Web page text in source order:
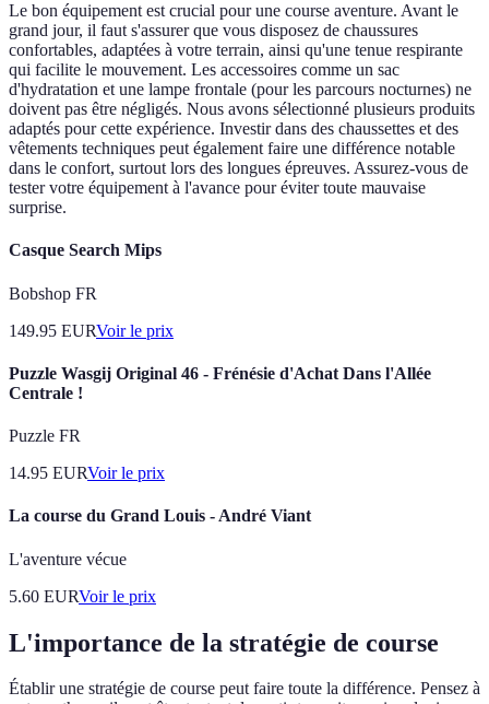
Le bon équipement est crucial pour une course aventure. Avant le
grand jour, il faut s'assurer que vous disposez de chaussures
confortables, adaptées à votre terrain, ainsi qu'une tenue respirante
qui facilite le mouvement. Les accessoires comme un sac
d'hydratation et une lampe frontale (pour les parcours nocturnes) ne
doivent pas être négligés. Nous avons sélectionné plusieurs produits
adaptés pour cette expérience. Investir dans des chaussettes et des
vêtements techniques peut également faire une différence notable
dans le confort, surtout lors des longues épreuves. Assurez-vous de
tester votre équipement à l'avance pour éviter toute mauvaise
surprise.
Casque Search Mips
Bobshop FR
149.95 EURVoir le prix
Puzzle Wasgij Original 46 - Frénésie d'Achat Dans l'Allée
Centrale !
Puzzle FR
14.95 EURVoir le prix
La course du Grand Louis - André Viant
L'aventure vécue
5.60 EURVoir le prix
L'importance de la stratégie de course
Établir une stratégie de course peut faire toute la différence. Pensez à